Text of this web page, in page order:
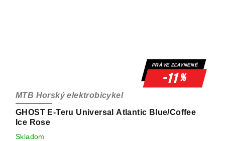
PRÁVE ZĽAVNENÉ
-11%
GHOST E-Teru Universal Atlantic Blue/Coffee
Ice Rose
MTB Horský elektrobicykel
Skladom